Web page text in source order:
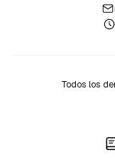
Todos los